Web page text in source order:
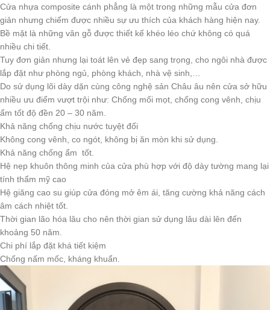
Cửa nhựa composite cánh phẳng là một trong những mẫu cửa đơn
giản nhưng chiếm được nhiều sự ưu thích của khách hàng hiện nay.
Bề mặt là những vân gỗ được thiết kế khéo léo chứ không có quá
nhiều chi tiết.
Tuy đơn giản nhưng lại toát lên vẻ đẹp sang trọng, cho ngôi nhà được
lắp đặt như phòng ngủ, phòng khách, nhà vệ sinh,…
Do sử dụng lõi dày dặn cùng công nghệ sản Châu âu nên cửa sở hữu
nhiều ưu điểm vượt trội như: Chống mối mọt, chống cong vênh, chịu
ẩm tốt độ đền 20 – 30 năm.
Khả năng chống chịu nước tuyệt đối
Không cong vênh, co ngót, không bị ăn mòn khi sử dụng.
Khả năng chống ẩm tốt.
Hệ nẹp khuôn thông minh của cửa phù hợp với độ dày tường mang lại
tính thẩm mỹ cao
Hệ giăng cao su giúp cửa đóng mở êm ái, tăng cường khả năng cách
âm cách nhiệt tốt.
Thời gian lão hóa lâu cho nên thời gian sử dụng lâu dài lên đến
khoảng 50 năm.
Chi phí lắp đặt khá tiết kiệm
Chống nấm mốc, kháng khuẩn.